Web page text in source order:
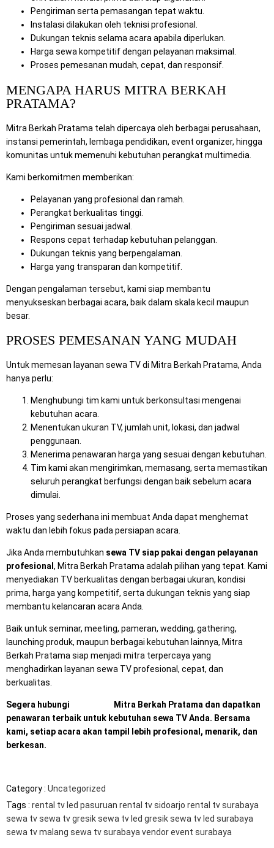
Pengiriman serta pemasangan tepat waktu.
Instalasi dilakukan oleh teknisi profesional.
Dukungan teknis selama acara apabila diperlukan.
Harga sewa kompetitif dengan pelayanan maksimal.
Proses pemesanan mudah, cepat, dan responsif.
MENGAPA HARUS MITRA BERKAH
PRATAMA?
Mitra Berkah Pratama telah dipercaya oleh berbagai perusahaan,
instansi pemerintah, lembaga pendidikan, event organizer, hingga
komunitas untuk memenuhi kebutuhan perangkat multimedia.
Kami berkomitmen memberikan:
Pelayanan yang profesional dan ramah.
Perangkat berkualitas tinggi.
Pengiriman sesuai jadwal.
Respons cepat terhadap kebutuhan pelanggan.
Dukungan teknis yang berpengalaman.
Harga yang transparan dan kompetitif.
Dengan pengalaman tersebut, kami siap membantu
menyukseskan berbagai acara, baik dalam skala kecil maupun
besar.
PROSES PEMESANAN YANG MUDAH
Untuk memesan layanan sewa TV di Mitra Berkah Pratama, Anda
hanya perlu:
Menghubungi tim kami untuk berkonsultasi mengenai
kebutuhan acara.
Menentukan ukuran TV, jumlah unit, lokasi, dan jadwal
penggunaan.
Menerima penawaran harga yang sesuai dengan kebutuhan.
Tim kami akan mengirimkan, memasang, serta memastikan
seluruh perangkat berfungsi dengan baik sebelum acara
dimulai.
Proses yang sederhana ini membuat Anda dapat menghemat
waktu dan lebih fokus pada persiapan acara.
Jika Anda membutuhkan sewa TV siap pakai dengan pelayanan
profesional , Mitra Berkah Pratama adalah pilihan yang tepat. Kami
menyediakan TV berkualitas dengan berbagai ukuran, kondisi
prima, harga yang kompetitif, serta dukungan teknis yang siap
membantu kelancaran acara Anda.
Baik untuk seminar, meeting, pameran, wedding, gathering,
launching produk, maupun berbagai kebutuhan lainnya, Mitra
Berkah Pratama siap menjadi mitra terpercaya yang
menghadirkan layanan sewa TV profesional, cepat, dan
berkualitas.
Segera hubungi
Mitra Berkah Pratama dan dapatkan
penawaran terbaik untuk kebutuhan sewa TV Anda. Bersama
kami, setiap acara akan tampil lebih profesional, menarik, dan
berkesan.
Category : Uncategorized
Tags : rental tv led pasuruan rental tv sidoarjo rental tv surabaya
sewa tvsewa tv gresiksewa tv led gresiksewa tv led surabaya
sewa tv malang sewa tv surabayavendor event surabaya